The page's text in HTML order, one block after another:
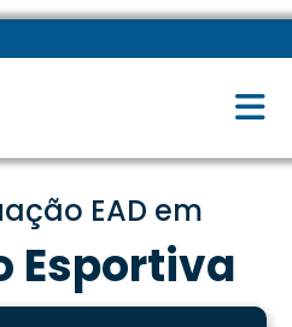
EAD em
Esportiva